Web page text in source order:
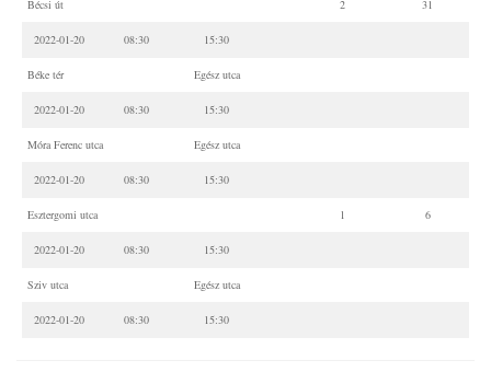
Bécsi út 2 31
2022-01-20 08:30 15:30
Béke tér Egész utca
2022-01-20 08:30 15:30
Móra Ferenc utca Egész utca
2022-01-20 08:30 15:30
Esztergomi utca 1 6
2022-01-20 08:30 15:30
Sziv utca Egész utca
2022-01-20 08:30 15:30